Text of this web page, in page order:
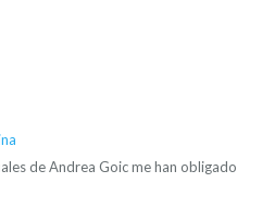
de Andrea Goic me han obligado